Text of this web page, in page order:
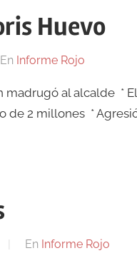
Huevo
Informe Rojo
madrugó al alcalde *
de 2 millones *
En Informe Rojo